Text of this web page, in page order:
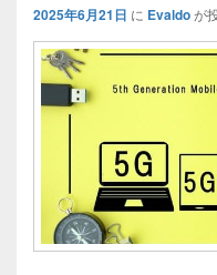
2025年6月21日 に Evaldoが